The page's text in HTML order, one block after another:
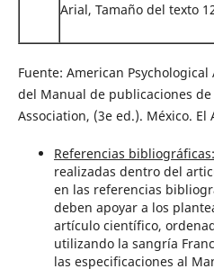
Arial, Tamaño del texto
Fuente: American Psychological
del Manual de publicaciones
Association, (3e ed.). México. El
Referencias bibliográficas:
realizadas dentro del
en las referencias
deben apoyar a los
artículo científico,
utilizando la sangría
las especificaciones al